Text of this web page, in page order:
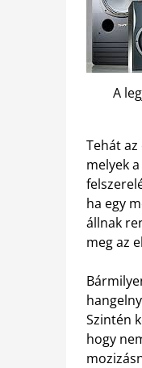
A
Tehát
melyek
ha egy
állnak
meg az
Szintén
hogy